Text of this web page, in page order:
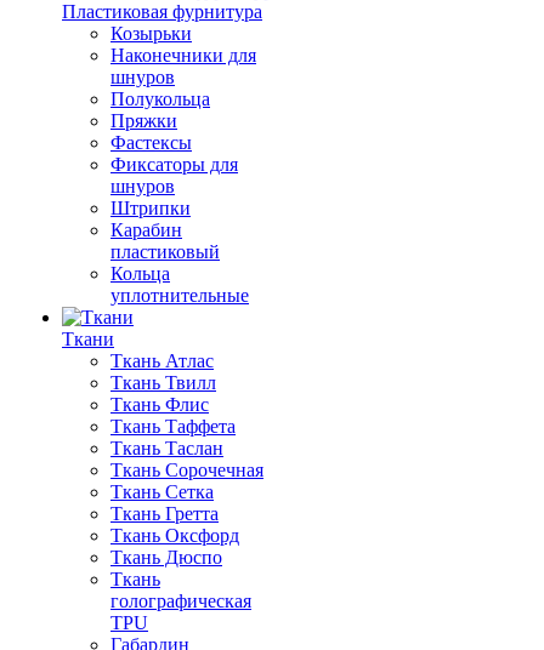
Пластиковая фурнитура
Козырьки
Наконечники для
шнуров
Полукольца
Пряжки
Фастексы
Фиксаторы для
шнуров
Штрипки
Карабин
пластиковый
Кольца
уплотнительные
Ткани
Ткань Атлас
Ткань Твилл
Ткань Флис
Ткань Таффета
Ткань Таслан
Ткань Сорочечная
Ткань Сетка
Ткань Гретта
Ткань Оксфорд
Ткань Дюспо
Ткань
голографическая
TPU
Габардин